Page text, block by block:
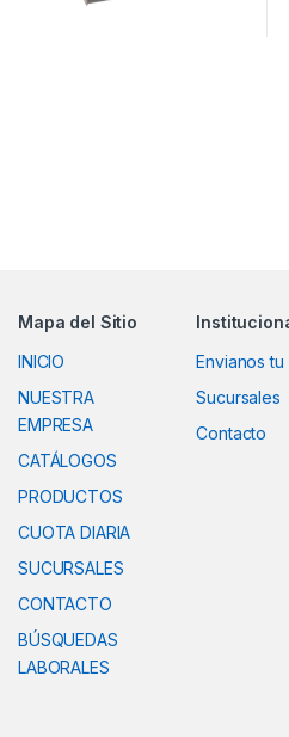
Mapa del Sitio
INICIO
NUESTRA
EMPRESA
CATÁLOGOS
PRODUCTOS
CUOTA DIARIA
SUCURSALES
CONTACTO
BÚSQUEDAS
LABORALES
Envianos tu
Sucursales
Contacto